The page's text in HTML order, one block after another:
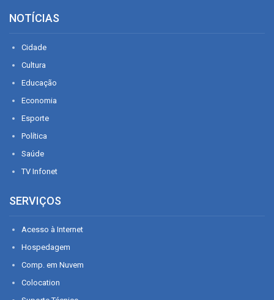
NOTÍCIAS
Cidade
Cultura
Educação
Economia
Esporte
Política
Saúde
TV Infonet
SERVIÇOS
Acesso à Internet
Hospedagem
Comp. em Nuvem
Colocation